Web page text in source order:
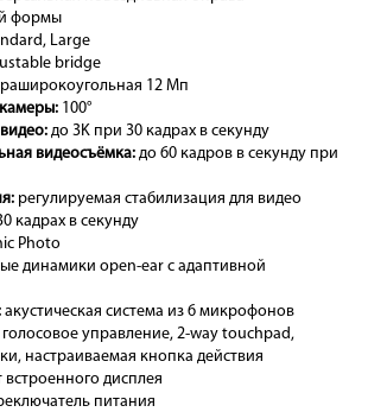
формы
Large
bridge
12 Мп
100°
до 3K при 30 кадрах в секунду
видеосъёмка:до 60 кадров в секунду при
регулируемая стабилизация для видео
кадрах в секунду
Photo
динамики open-ear с адаптивной
акустическая система из 6 микрофонов
голосовое управление, 2-way touchpad,
настраиваемая кнопка действия
встроенного дисплея
питания